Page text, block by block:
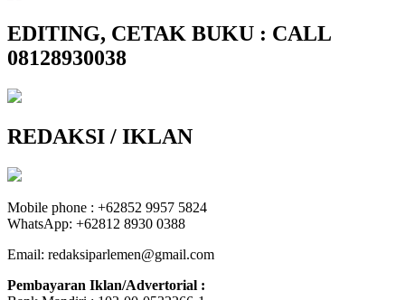
EDITING, CETAK BUKU : CALL
08128930038
REDAKSI / IKLAN
Mobile phone : +62852 9957 5824
WhatsApp: +62812 8930 0388
Email: redaksiparlemen@gmail.com
Pembayaran Iklan/Advertorial :